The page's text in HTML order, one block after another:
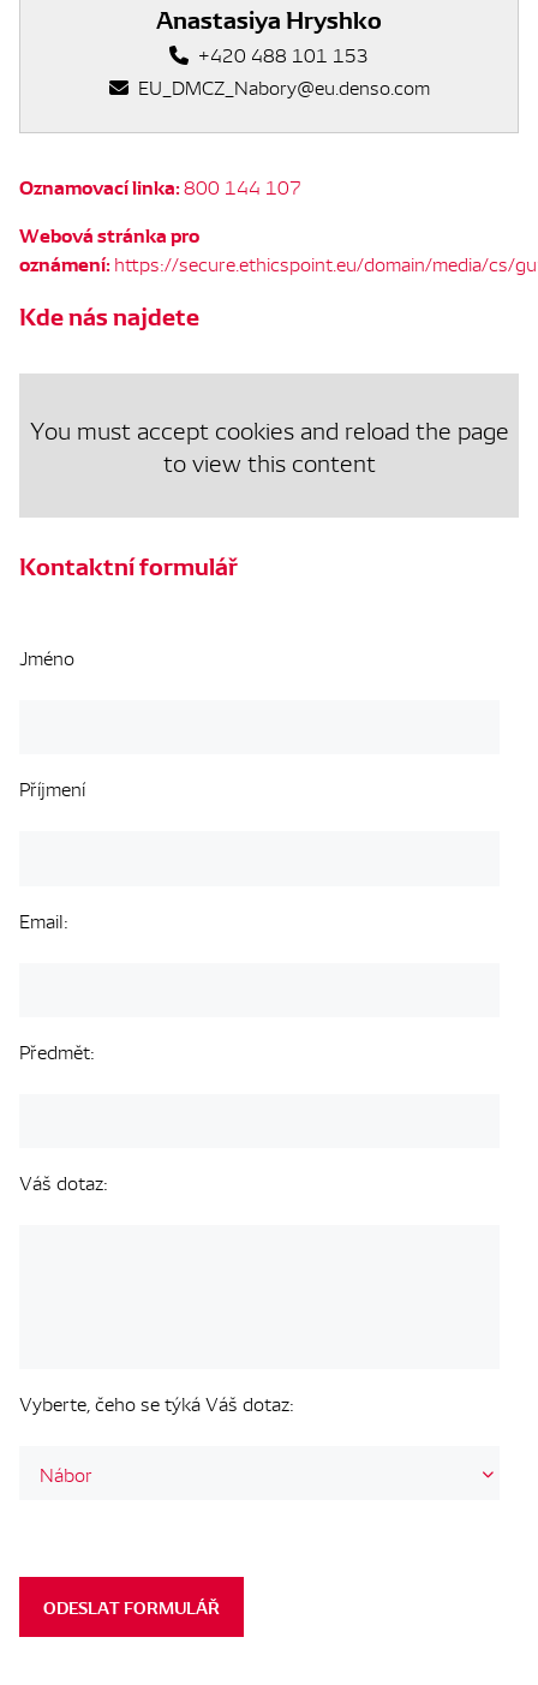
Anastasiya Hryshko
+420 488 101 153
EU_DMCZ_Nabory@eu.denso.com
Oznamovací linka:800 144 107
Webová stránka pro
oznámení: https://secure.ethicspoint.eu/domain/media/cs/
Kde nás najdete
You must accept cookies and reload the page
to view this content
Kontaktní formulář
Jméno
Příjmení
Email:
Předmět:
Váš dotaz:
Vyberte, čeho se týká Váš dotaz:
ODESLAT FORMULÁŘ